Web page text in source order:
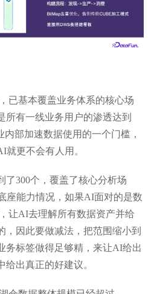
已基本覆盖业务体系的核心场
所有一线业务用户的渗透达到
部加速数据使用的一个门槛，
就更不会有人用。
了300个，覆盖了核心分析场
座能力情况，如果AI面对的是数
让AI去理解所有数据资产并给
，因此要做减法，把范围缩小到
务标签做得足够精，来让AI给出
给出真正的好建议。